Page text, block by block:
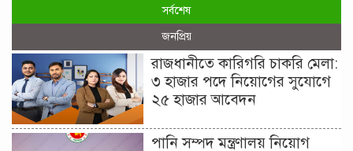
সর্বশেষ
জনপ্রিয়
রাজধানীতে কারিগরি চাকরি মেলা:
৩ হাজার পদে নিয়োগের সুযোগে
২৫ হাজার আবেদন
পানি সম্পদ মন্ত্রণালয় নিয়োগ